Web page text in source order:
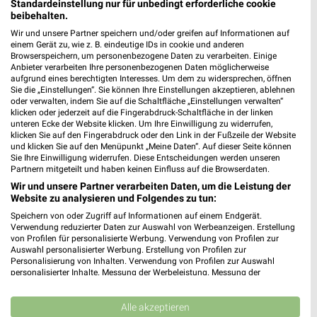
MEHR PROSPEKTE
weekli - Prospekte & Angebote App
Alle PENNY Angebote immer griffbereit – mit der kostenlosen
weekli App für iOS & Android.
✔Standortgenaue Angebote
Standardeinstellung nur für unbedingt erforderliche cookie
beibehalten.
Wir und unsere Partner speichern und/oder greifen auf Informationen auf
einem Gerät zu, wie z. B. eindeutige IDs in cookie und anderen
Browserspeichern, um personenbezogene Daten zu verarbeiten. Einige
Anbieter verarbeiten Ihre personenbezogenen Daten möglicherweise
aufgrund eines berechtigten Interesses. Um dem zu widersprechen, öffnen
Sie die „Einstellungen“. Sie können Ihre Einstellungen akzeptieren, ablehnen
oder verwalten, indem Sie auf die Schaltfläche „Einstellungen verwalten“
klicken oder jederzeit auf die Fingerabdruck-Schaltfläche in der linken
unteren Ecke der Website klicken. Um Ihre Einwilligung zu widerrufen,
klicken Sie auf den Fingerabdruck oder den Link in der Fußzeile der Website
und klicken Sie auf den Menüpunkt „Meine Daten“. Auf dieser Seite können
Sie Ihre Einwilligung widerrufen. Diese Entscheidungen werden unseren
Partnern mitgeteilt und haben keinen Einfluss auf die Browserdaten.
Wir und unsere Partner verarbeiten Daten, um die Leistung der
Website zu analysieren und Folgendes zu tun:
Speichern von oder Zugriff auf Informationen auf einem Endgerät.
Verwendung reduzierter Daten zur Auswahl von Werbeanzeigen. Erstellung
von Profilen für personalisierte Werbung. Verwendung von Profilen zur
Auswahl personalisierter Werbung. Erstellung von Profilen zur
Personalisierung von Inhalten. Verwendung von Profilen zur Auswahl
personalisierter Inhalte. Messung der Werbeleistung. Messung der
Kombinationen von Daten aus verschiedenen Quellen. Entwicklung und
Verbesserung der Angebote. Verwendung reduzierter Daten zur Auswahl
Alle akzeptieren